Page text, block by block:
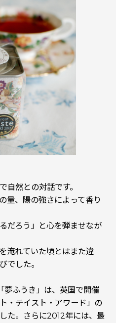
自然との対話です。
量、陽の強さによって香り
だろう」と心を弾ませなが
淹れていた頃とはまた違
でした。
ふうき」は、英国で開催
・テイスト・アワード」の
た。さらに2012年には、最